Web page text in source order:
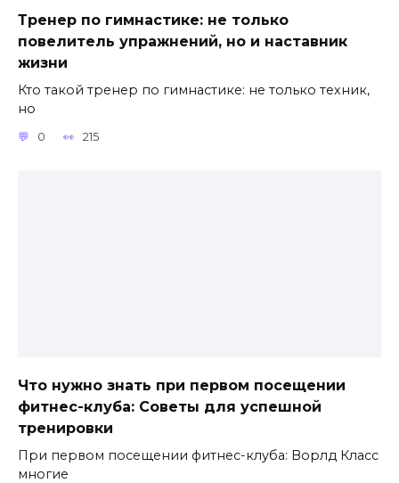
Тренер по гимнастике: не только
повелитель упражнений, но и наставник
жизни
Кто такой тренер по гимнастике: не только техник,
но
0 215
Что нужно знать при первом посещении
фитнес-клуба: Советы для успешной
тренировки
При первом посещении фитнес-клуба: Ворлд Класс
многие